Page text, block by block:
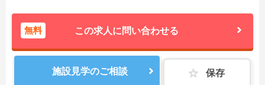
無料 この求人に問い合わせる
施設見学のご相談 保存